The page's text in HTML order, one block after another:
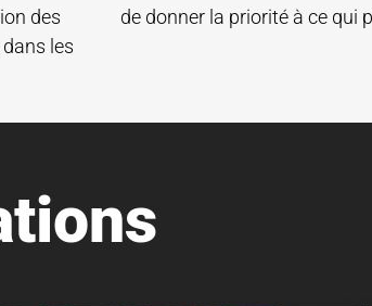
des
les
de donner la priorité à ce qui